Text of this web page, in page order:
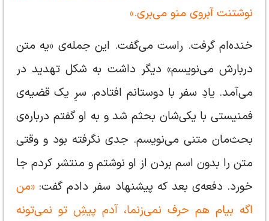
نوشتنت آبروی منو می‌بری.»
خنده‎‌ام گرفت. راست می‌گفت. این جمله‌ی «یه متن
دربارش می‌نویسم» دیگر داشت به شکل تهدید در
می‌آمد. یادِ سفر با دوستانم افتادم. سرِ یک قضیه‌ی
فمنیستی با یکی‌شان بحثم شد و به او گفتم درباره‌ی
بحث‌مان متنی می‌نویسم. جدی نگرفته بود و وقتی
متن را بدون اسم بردن از او نوشتم و منتشر کردم جا
خورد. دفعه‌ی بعد که پیشنهاد سفر دادم گفت: «من
اگه بیام هم حرف نمی‌زنما، آدم پیشِ تو نمی‌تونه